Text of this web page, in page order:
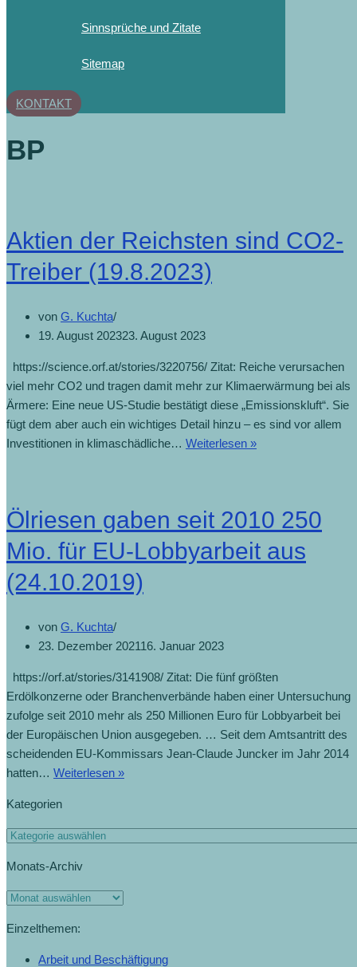
Sinnsprüche und Zitate
Sitemap
KONTAKT
BP
Aktien der Reichsten sind CO2-
Treiber (19.8.2023)
von G. Kuchta
19. August 202323. August 2023
https://science.orf.at/stories/3220756/ Zitat: Reiche verursachen
viel mehr CO2 und tragen damit mehr zur Klimaerwärmung bei als
Ärmere: Eine neue US-Studie bestätigt diese „Emissionskluft“. Sie
fügt dem aber auch ein wichtiges Detail hinzu – es sind vor allem
Investitionen in klimaschädliche… Weiterlesen »
Ölriesen gaben seit 2010 250
Mio. für EU-Lobbyarbeit aus
(24.10.2019)
von G. Kuchta
23. Dezember 202116. Januar 2023
https://orf.at/stories/3141908/ Zitat: Die fünf größten
Erdölkonzerne oder Branchenverbände haben einer Untersuchung
zufolge seit 2010 mehr als 250 Millionen Euro für Lobbyarbeit bei
der Europäischen Union ausgegeben. … Seit dem Amtsantritt des
scheidenden EU-Kommissars Jean-Claude Juncker im Jahr 2014
hatten… Weiterlesen »
Kategorien
Monats-Archiv
Einzelthemen:
Arbeit und Beschäftigung